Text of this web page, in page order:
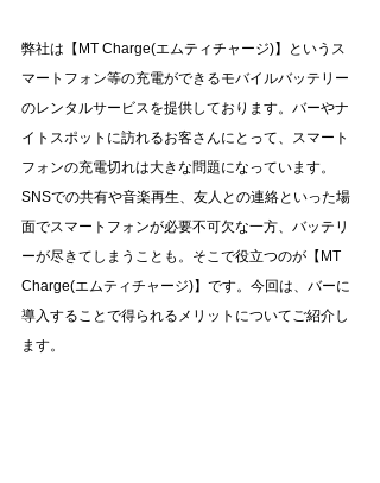
弊社は【MT Charge(エムティチャージ)】というス
マートフォン等の充電ができるモバイルバッテリー
のレンタルサービスを提供しております。バーやナ
イトスポットに訪れるお客さんにとって、スマート
フォンの充電切れは大きな問題になっています。
SNSでの共有や音楽再生、友人との連絡といった場
面でスマートフォンが必要不可欠な一方、バッテリ
ーが尽きてしまうことも。そこで役立つのが【MT
Charge(エムティチャージ)】です。今回は、バーに
導入することで得られるメリットについてご紹介し
ます。